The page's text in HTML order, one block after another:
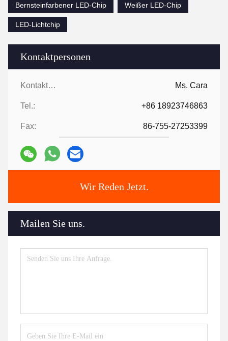
Kontaktpersonen
Kontaktpersonen: Ms. Cara
Tel.: +86 18923746863
Fax: 86-755-27253399
Wir Reden Jetzt.
Mailen Sie uns.
Bernsteinfarbener LED-Chip
Weißer LED-Chip
LED-Lichtchip